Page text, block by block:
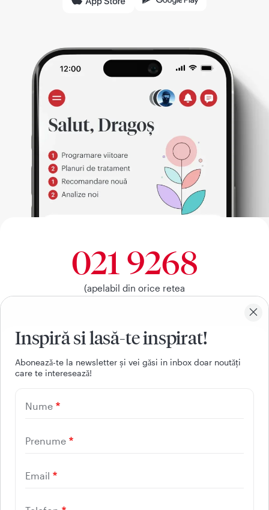
Inspiră si lasă-te inspirat!
Aboneazǎ-te la newsletter și vei gǎsi in inbox doar noutǎți
care te intereseazǎ!
Nume
Prenume
Email
021 9268
(apelabil din orice retea
CONTACT
REGINA MARIA